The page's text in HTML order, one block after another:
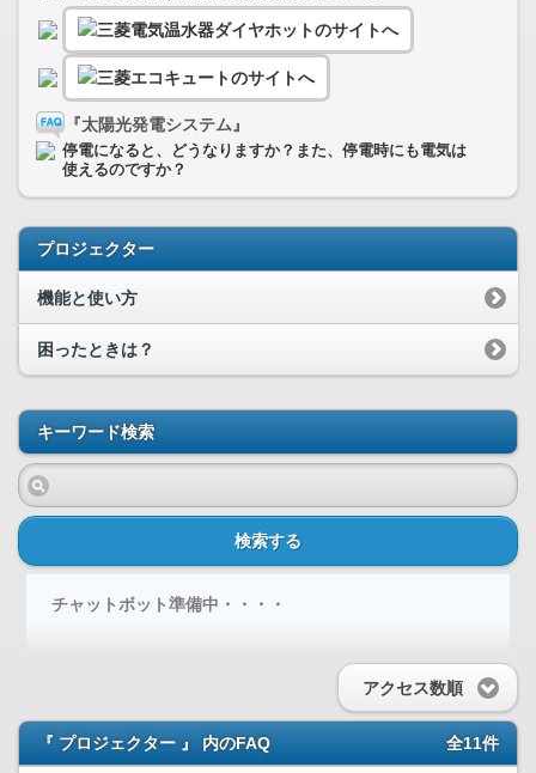
『太陽光発電システム』
停電になると、どうなりますか？また、停電時にも電気は
使えるのですか？
プロジェクター
機能と使い方
困ったときは？
キーワード検索
検索する
チャットボット準備中・・・・
アクセス数順
『 プロジェクター 』 内のFAQ 全11件